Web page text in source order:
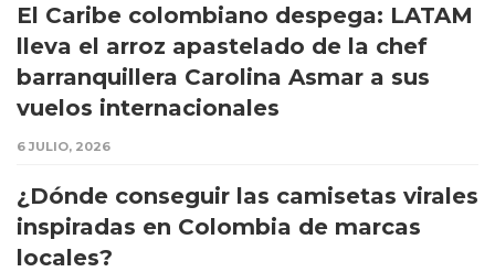
El Caribe colombiano despega: LATAM
lleva el arroz apastelado de la chef
barranquillera Carolina Asmar a sus
vuelos internacionales
6 JULIO, 2026
¿Dónde conseguir las camisetas virales
inspiradas en Colombia de marcas
locales?